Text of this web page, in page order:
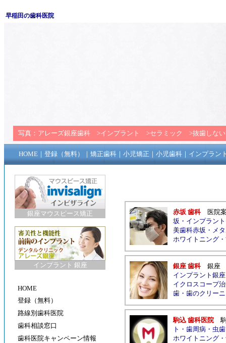
早稲田の歯科医院
写真： アレーズ銀座歯科 >インプラント >セラミック >抜歯しな
HOME｜ 登録（無料） ｜ 矯正歯科｜ 小児矯正 ｜ 小児歯科｜ インプラン
銀座マウスピース矯正
インプラント 銀座
HOME
登録（無料）
路線別歯科医院
歯科相談窓口
歯科医院キャンペーン情報
赤坂 歯科
医院
坂 ・ インプラン
美歯科赤坂 ・ メ
ホワイトニング・
銀座 歯科
銀座
インプラント銀座
イクロスコープ
歯・ 歯のクリー
駒込 歯科医院
ト ・ 歯周病 ・ 虫歯
ホワイトニング・